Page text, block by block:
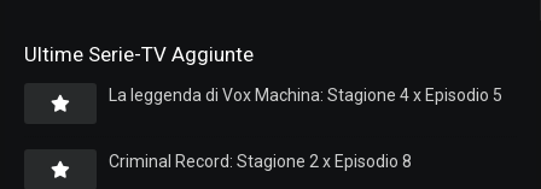
Ultime Serie-TV Aggiunte
La leggenda di Vox Machina: Stagione 4 x Episodio 5
Criminal Record: Stagione 2 x Episodio 8